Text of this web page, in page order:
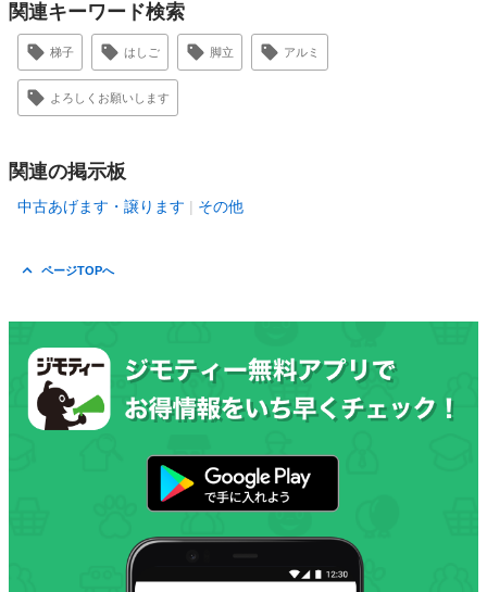
関連キーワード検索
梯子 はしご 脚立 アルミ
よろしくお願いします
関連の掲示板
中古あげます・譲ります その他
ページTOPへ